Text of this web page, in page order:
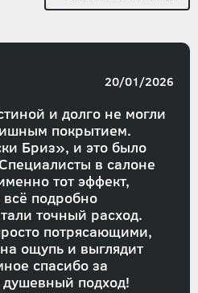
и долго не могли
покрытием.
Бриз», и это было
в салоне
тот эффект,
подробно
точный расход.
потрясающими,
ощупь и выглядит
спасибо за
подход!
20/01/2026